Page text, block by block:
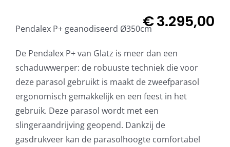
€3.295,00
Pendalex P+ geanodiseerd Ø350cm
De Pendalex P+ van Glatz is meer dan een
schaduwwerper: de robuuste techniek die voor
deze parasol gebruikt is maakt de zweefparasol
ergonomisch gemakkelijk en een feest in het
gebruik. Deze parasol wordt met een
slingeraandrijving geopend. Dankzij de
gasdrukveer kan de parasolhoogte comfortabel